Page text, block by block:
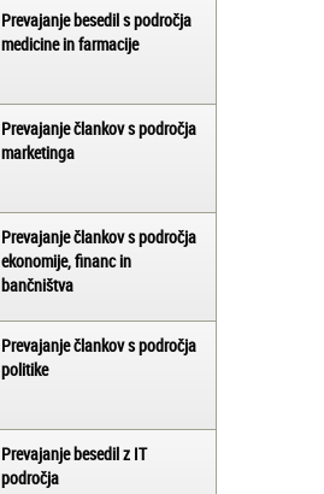
Prevajanje besedil s področja
medicine in farmacije
Prevajanje člankov s področja
marketinga
Prevajanje člankov s področja
ekonomije, financ in
bančništva
Prevajanje člankov s področja
politike
Prevajanje besedil z IT
področja